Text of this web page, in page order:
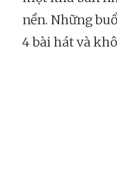
nền. Những
4 bài hát và